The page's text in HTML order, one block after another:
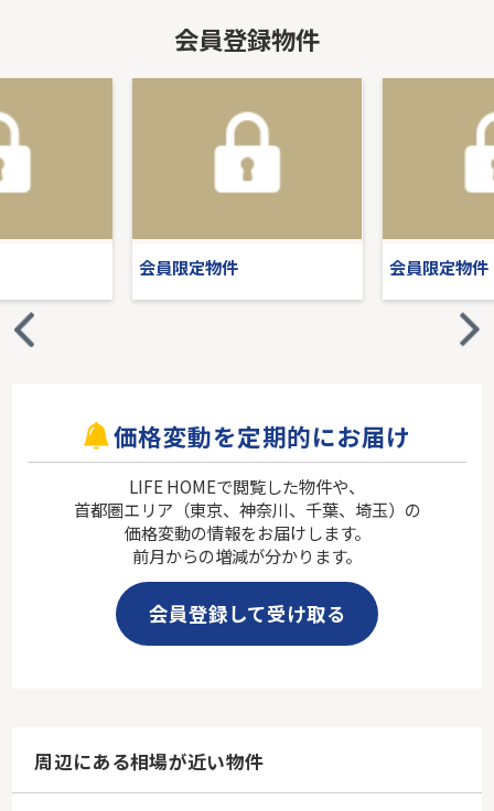
会員登録物件
会員限定物件 会員限定物件
価格変動を定期的にお届け
LIFE HOMEで閲覧した物件や、
首都圏エリア（東京、神奈川、千葉、埼玉）の
価格変動の情報をお届けします。
前月からの増減が分かります。
会員登録して受け取る
周辺にある相場が近い物件